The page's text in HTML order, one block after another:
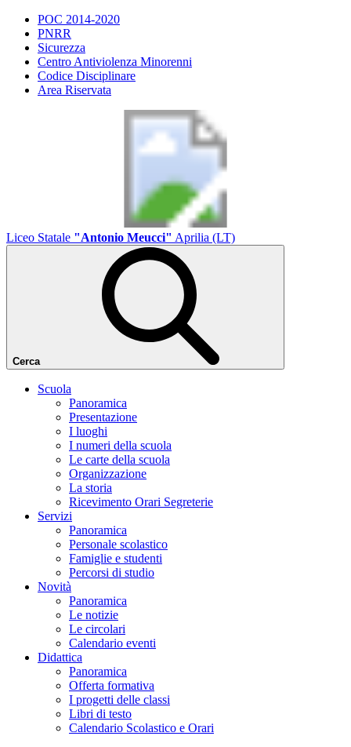
POC 2014-2020
PNRR
Sicurezza
Centro Antiviolenza Minorenni
Codice Disciplinare
Area Riservata
Liceo Statale "Antonio Meucci" Aprilia (LT)
Cerca
Scuola
Panoramica
Presentazione
I luoghi
I numeri della scuola
Le carte della scuola
Organizzazione
La storia
Ricevimento Orari Segreterie
Servizi
Panoramica
Personale scolastico
Famiglie e studenti
Percorsi di studio
Novità
Panoramica
Le notizie
Le circolari
Calendario eventi
Didattica
Panoramica
Offerta formativa
I progetti delle classi
Libri di testo
Calendario Scolastico e Orari